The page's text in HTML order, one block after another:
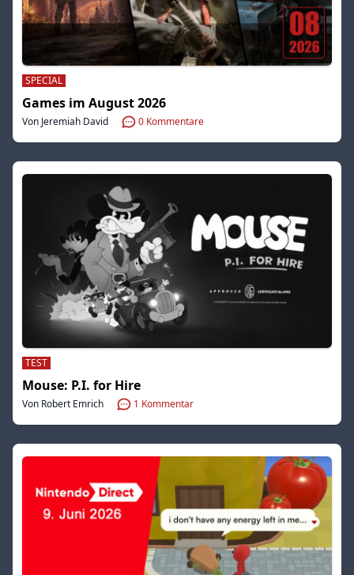
SPECIAL
Games im August 2026
Von Jeremiah David 0 Kommentare
TEST
Mouse: P.I. for Hire
Von Robert Emrich 1 Kommentar